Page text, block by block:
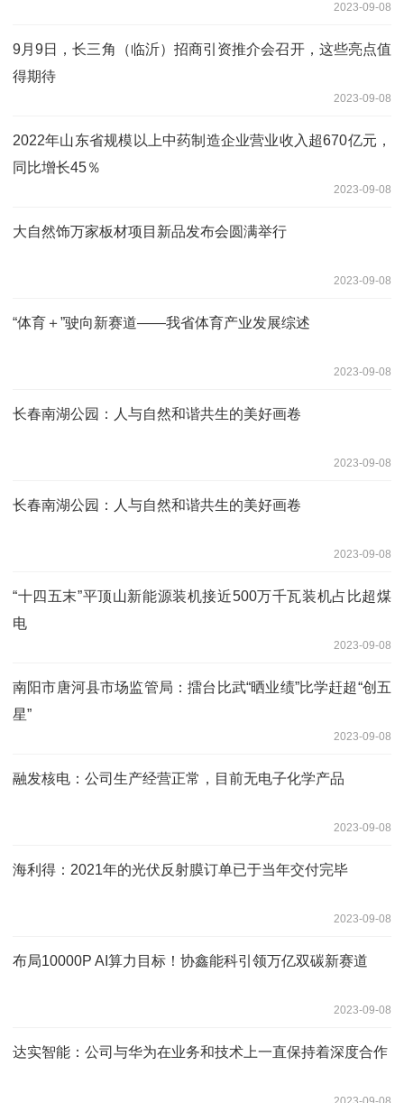
2023-09-08
9月9日，长三角（临沂）招商引资推介会召开，这些亮点值
得期待
2023-09-08
2022年山东省规模以上中药制造企业营业收入超670亿元，
同比增长45％
2023-09-08
大自然饰万家板材项目新品发布会圆满举行
2023-09-08
“体育＋”驶向新赛道——我省体育产业发展综述
2023-09-08
长春南湖公园：人与自然和谐共生的美好画卷
2023-09-08
长春南湖公园：人与自然和谐共生的美好画卷
2023-09-08
“十四五末”平顶山新能源装机接近500万千瓦装机占比超煤
电
2023-09-08
南阳市唐河县市场监管局：擂台比武“晒业绩”比学赶超“创五
星”
2023-09-08
融发核电：公司生产经营正常，目前无电子化学产品
2023-09-08
海利得：2021年的光伏反射膜订单已于当年交付完毕
2023-09-08
布局10000P AI算力目标！协鑫能科引领万亿双碳新赛道
2023-09-08
达实智能：公司与华为在业务和技术上一直保持着深度合作